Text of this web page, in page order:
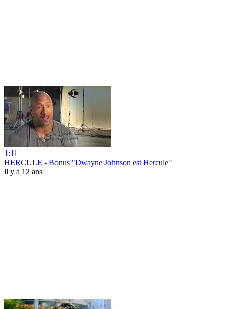
1:11
HERCULE - Bonus "Dwayne Johnson est Hercule"
il y a 12 ans